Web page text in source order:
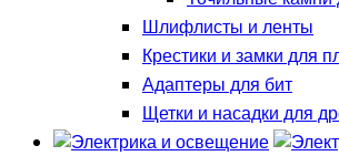
Шлифлисты и ленты
Крестики и замки для
Адаптеры для бит
Щетки и насадки для